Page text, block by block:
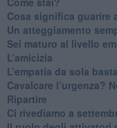
Cosa significa guarire
​Un atteggiamento
​Sei maturo al livello
​L’amicizia
​L’empatia da sola
​Cavalcare l’urgenza?
Ripartire
​Ci rivediamo a